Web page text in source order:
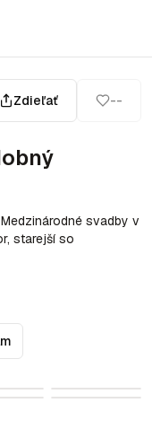
Zdieľať --
svadby v
starejší so